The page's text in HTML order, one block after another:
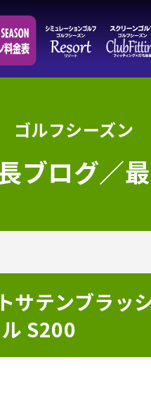
ゴルフシーズン
ブログ／
サテンブラッ
S200